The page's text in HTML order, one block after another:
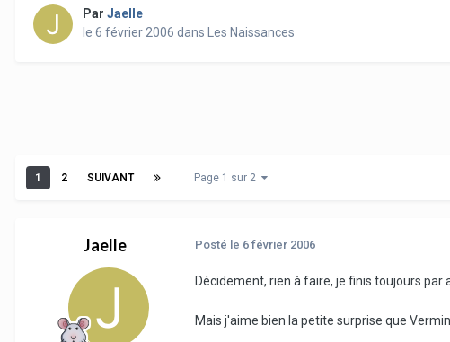
Par Jaelle
le 6 février 2006 dans Les Naissances
1 2 SUIVANT Page 1 sur 2
Jaelle Posté le 6 février 2006
Décidement, rien à faire, je finis toujours
Mais j'aime bien la petite surprise que